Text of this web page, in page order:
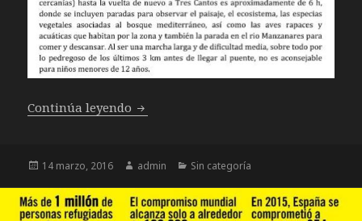
Continúa leyendo XXV Aniversario de Tres Cantos –
Publicado
14 marzo, 2016 Autor
admin Categorías
Sin categoría